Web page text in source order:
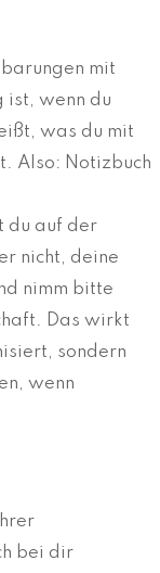
mit
ist, wenn du
was du mit
Also: Notizbuch
du auf der
nicht, deine
nimm bitte
Das wirkt
sondern
wenn
bei dir